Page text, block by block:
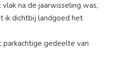
na de jaarwisseling was,
ik dichtbij landgoed het
gedeelte van